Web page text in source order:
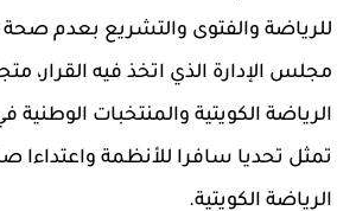
للرياضة والفتوى والتشريع بعدم صحة
مجلس الإدارة الذي اتخذ فيه القرار،
الرياضة الكويتية والمنتخبات
تمثل تحديا سافرا للأنظمة واعتداءا
الرياضة الكويتية.